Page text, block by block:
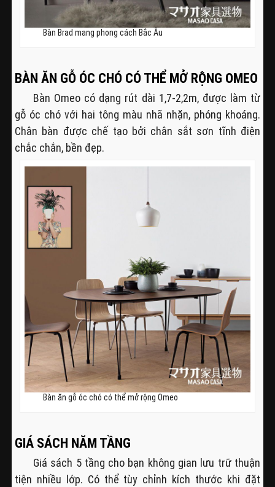
Bàn Brad mang phong cách Bắc Âu
BÀN ĂN GỖ ÓC CHÓ CÓ THỂ MỞ RỘNG OMEO
Bàn Omeo có dạng rút dài 1,7-2,2m, được làm từ
gỗ óc chó với hai tông màu nhã nhặn, phóng khoáng.
Chân bàn được chế tạo bởi chân sắt sơn tĩnh điện
chắc chắn, bền đẹp.
Bàn ăn gỗ óc chó có thể mở rộng Omeo
GIÁ SÁCH NĂM TẦNG
Giá sách 5 tầng cho bạn không gian lưu trữ thuận
tiện nhiều lớp. Có thể tùy chỉnh kích thước khi đặt